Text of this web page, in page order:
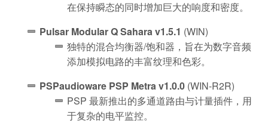
在保持瞬态的同时增加巨大的响度和密度。
Pulsar Modular Q Sahara v1.5.1 (WIN)
独特的混合均衡器/饱和器，旨在为数字音频
添加模拟电路的丰富纹理和色彩。
PSPaudioware PSP Metra v1.0.0 (WIN-R2R)
PSP 最新推出的多通道路由与计量插件，用
于复杂的电平监控。